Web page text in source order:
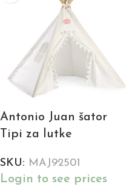
Antonio Juan šator
Tipi za lutke
SKU: MAJ92501
Login to see prices